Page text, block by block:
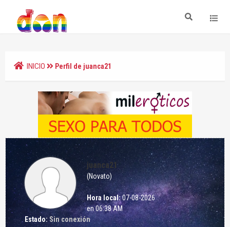
INICIO Perfil de juanca21
juanca21
(Novato)
Hora local:07-08-2026
en 06:38 AM
Estado: Sin conexión